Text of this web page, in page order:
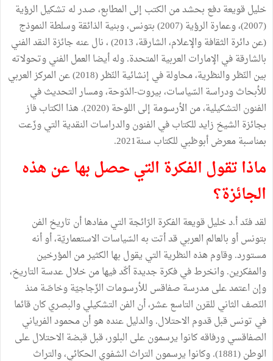
خليل قويعة دفع بحشد من الكتب إلى المطابع، صدر له تشكيل الرؤية
(2007)، وعمارة الرؤية (2007) بتونس، وبنية الذائقة وسلطة النموذج
(عن دائرة الثقافة والإعلام، الشارقة، 2013) ، نال عنه جائزة النقد الفني
بالشارقة في الإمارات العربية المتحدة. وله أيضا العمل الفني وتحولاته
بين النّظر والنظرية، محاولة في إنشائية النّظر (2018) عن المركز العربي
للأبحاث ودراسة السّياسات، بيروت-الدّوحة، ومسار التحديث في
الفنون التشكيلية، من الأرسومة إلى اللوحة (2020). هذا الكتاب فاز
بجائزة الشيخ زايد للكتاب في الفنون والدراسات النقدية التي وزّعت
بمناسبة معرض أبوظبي للكتاب سنة2021.
ماذا تقول الفكرة التي حصل بها عن هذه
الجائزة؟
لقد فنّد أ.د خليل قويعة الفكرة الرّائجة التي مفادها أن تاريخ الفن
بتونس أو بالعالم العربي قد أتت به السّياسات الاستعماريّة، أو أنه
مستورد. وقاوم هذه النظرية التي يقول بها الكثير من المؤرخين
والمفكرين. وانخرط في فكرة جديدة أكّد فيها من خلال عدسة التاريخ،
وإن اعتمد على مدرسة صفاقس للأرسومات الزّجاجيّة وخاصّة منذ
النّصف الثاني للقرن التاسع عشر، أن الفن التشكيلي والبصري كان قائما
في تونس قبل قدوم الاحتلال. والدليل عنده هو أن محمود الفرياني
الصفاقسي ورفاقه كانوا يرسمون على البلور، قبل قبضة الاحتلال على
الوطن (1881). وكانوا يرسمون التراث الشفوي الحكائي، والتراث